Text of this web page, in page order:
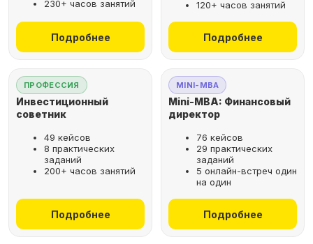
230+ часов занятий
Подробнее
120+ часов занятий
Подробнее
ПРОФЕССИЯ
Инвестиционный
советник
49 кейсов
8 практических
заданий
200+ часов занятий
Подробнее
MINI-MBA
Mini-MBA: Финансовый
директор
76 кейсов
29 практических
заданий
5 онлайн-встреч один
на один
Подробнее